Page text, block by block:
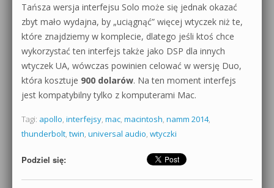
Tańsza wersja interfejsu Solo może się jednak okazać
zbyt mało wydajna, by „uciągnąć” więcej wtyczek niż te,
które znajdziemy w komplecie, dlatego jeśli ktoś chce
wykorzystać ten interfejs także jako DSP dla innych
wtyczek UA, wówczas powinien celować w wersję Duo,
która kosztuje 900 dolarów. Na ten moment interfejs
jest kompatybilny tylko z komputerami Mac.
Tagi: apollo interfejsy mac macintosh namm 2014,
thunderbolt twin universal audio wtyczki
Podziel się: